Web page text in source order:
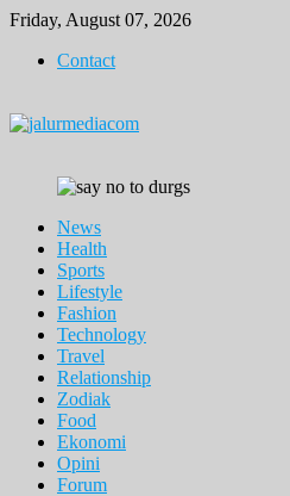
Skip
content
Friday, August 07, 2026
Contact
News
Health
Sports
Lifestyle
Fashion
Technology
Travel
Relationship
Zodiak
Food
Ekonomi
Opini
Forum